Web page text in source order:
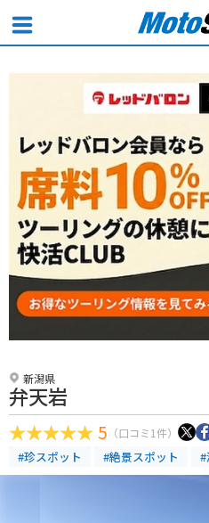
新潟県
弁天岩
5 （口コミ1件）
#珍スポット #絶景スポット